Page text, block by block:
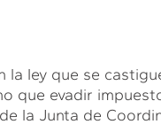
la ley que se
que evadir
la Junta de